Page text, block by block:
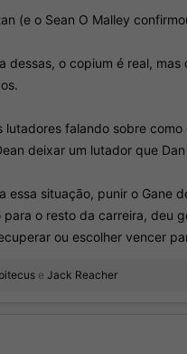
Gane já chegue metendo chute no
(e o Sean O Malley
dessas, o copium é real,
lutadores falando sobre
deixar um lutador que
essa situação, punir o Gane
para o resto da carreira, deu
ou escolher vencer
e Jack Reacher